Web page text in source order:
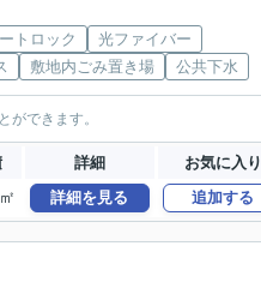
トロック
光ファイバー
敷地内ごみ置き場 公共下水
ができます。
詳細 お気に入り
詳細を見る 追加する